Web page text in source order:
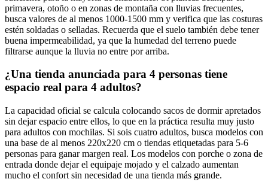
primavera, otoño o en zonas de montaña con lluvias frecuentes,
busca valores de al menos 1000-1500 mm y verifica que las costuras
estén soldadas o selladas. Recuerda que el suelo también debe tener
buena impermeabilidad, ya que la humedad del terreno puede
filtrarse aunque la lluvia no entre por arriba.
¿Una tienda anunciada para 4 personas tiene
espacio real para 4 adultos?
La capacidad oficial se calcula colocando sacos de dormir apretados
sin dejar espacio entre ellos, lo que en la práctica resulta muy justo
para adultos con mochilas. Si sois cuatro adultos, busca modelos con
una base de al menos 220x220 cm o tiendas etiquetadas para 5-6
personas para ganar margen real. Los modelos con porche o zona de
entrada donde dejar el equipaje mojado y el calzado aumentan
mucho el confort sin necesidad de una tienda más grande.